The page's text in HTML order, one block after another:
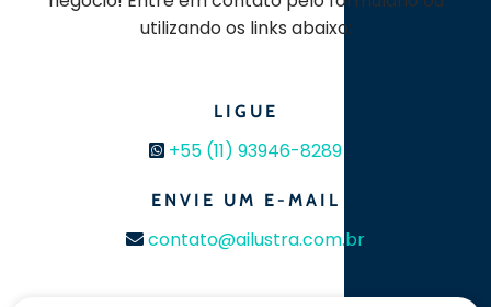
utilizando os links abaixo:
LIGUE
+55 (11) 93946-8289
ENVIE UM E-MAIL
contato@ailustra.com.br